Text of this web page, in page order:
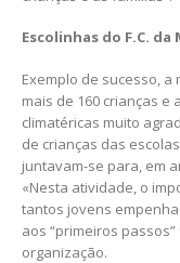
Escolinhas do F.C. da
Exemplo de sucesso,
mais de 160 crianças e
climatéricas muito
de crianças das
juntavam-se para, em
«Nesta atividade, o
tantos jovens
aos “primeiros
organização.